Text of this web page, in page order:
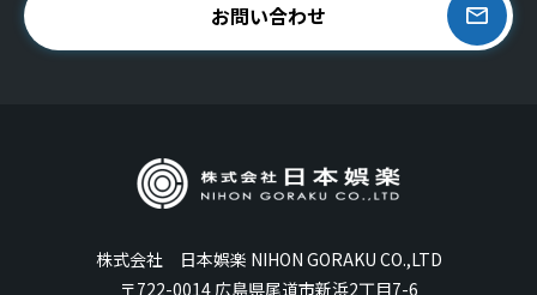
お問い合わせ
株式会社 日本娯楽 NIHON GORAKU CO.,LTD
〒722-0014 広島県尾道市新浜2丁目7-6